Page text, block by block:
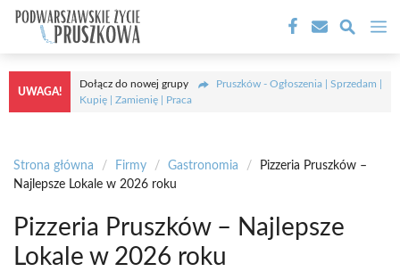
Przejdź
treści
UWAGA!
Dołącz do nowej grupy
Pruszków - Ogłoszenia | Sprzedam |
Kupię | Zamienię | Praca
Strona główna / Firmy / Gastronomia /
Pizzeria Pruszków –
Najlepsze Lokale w 2026 roku
Pizzeria Pruszków – Najlepsze
Lokale w 2026 roku